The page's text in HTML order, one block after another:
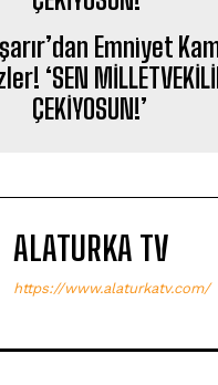
Emniyet
‘SEN
ÇEKİYOSUN!’
ALATURKA TV
https://www.alaturkatv.com/